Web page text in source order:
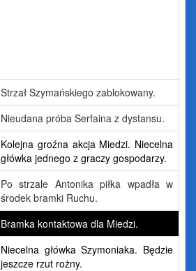
Strzał Szymańskiego zablokowany.
Nieudana próba Serfaina z dystansu.
Kolejna groźna akcja Miedzi. Niecelna
główka jednego z graczy gospodarzy.
Po strzale Antonika piłka wpadła w
środek bramki Ruchu.
Bramka kontaktowa dla Miedzi.
Niecelna główka Szymoniaka. Będzie
jeszcze rzut rożny.